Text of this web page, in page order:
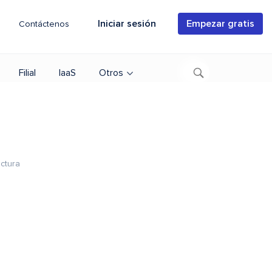
Contáctenos Iniciar sesión Empezar gratis
Filial IaaS Otros